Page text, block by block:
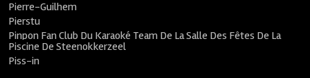
Pierre-Guilhem
Pierstu
Pinpon Fan Club Du Karaoké Team De La Salle Des Fêtes De La
Piscine De Steenokkerzeel
Piss-in